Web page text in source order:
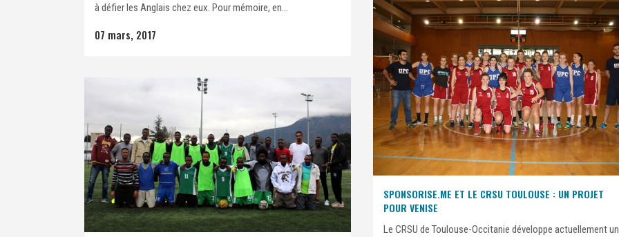
à défier les Anglais chez eux. Pour mémoire, en...
07 mars, 2017
SPONSORISE.ME ET LE CRSU TOULOUSE : UN PROJET
POUR VENISE
Le CRSU de Toulouse-Occitanie développe actuellement un